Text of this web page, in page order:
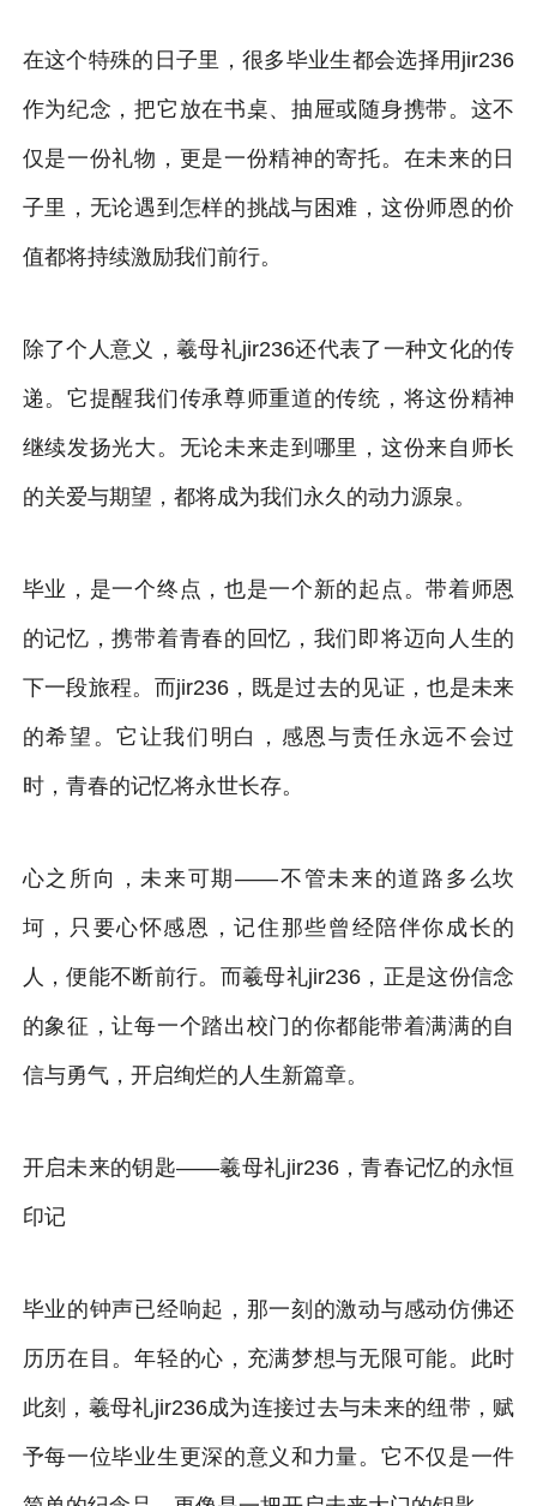
在这个特殊的日子里，很多毕业生都会选择用jir236
作为纪念，把它放在书桌、抽屉或随身携带。这不
仅是一份礼物，更是一份精神的寄托。在未来的日
子里，无论遇到怎样的挑战与困难，这份师恩的价
值都将持续激励我们前行。
除了个人意义，羲母礼jir236还代表了一种文化的传
递。它提醒我们传承尊师重道的传统，将这份精神
继续发扬光大。无论未来走到哪里，这份来自师长
的关爱与期望，都将成为我们永久的动力源泉。
毕业，是一个终点，也是一个新的起点。带着师恩
的记忆，携带着青春的回忆，我们即将迈向人生的
下一段旅程。而jir236，既是过去的见证，也是未来
的希望。它让我们明白，感恩与责任永远不会过
时，青春的记忆将永世长存。
心之所向，未来可期——不管未来的道路多么坎
坷，只要心怀感恩，记住那些曾经陪伴你成长的
人，便能不断前行。而羲母礼jir236，正是这份信念
的象征，让每一个踏出校门的你都能带着满满的自
信与勇气，开启绚烂的人生新篇章。
开启未来的钥匙——羲母礼jir236，青春记忆的永恒
印记
毕业的钟声已经响起，那一刻的激动与感动仿佛还
历历在目。年轻的心，充满梦想与无限可能。此时
此刻，羲母礼jir236成为连接过去与未来的纽带，赋
予每一位毕业生更深的意义和力量。它不仅是一件